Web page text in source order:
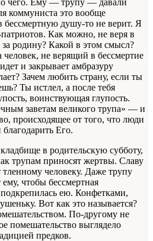
коммуниста это вообще
бессмертную душу-то не верит. Я
Как можно, не веря в
родину? Какой в этом смысл?
человек, не верящий в бессмертие
и закрывает амбразуру
Зачем любить страну, если ты
Ты истлел, а после тебя
воинствующая глупость.
заветам великого трупа» — и
происходящее от того, что люди
благодарить Его.
в родительскую субботу,
трупам приносят жертвы. Славу
человеку. Даже трупу
чтобы бессмертная
ею. Конфетками,
Вот как это называется?
По-другому не
помешательство выглядело
предков.